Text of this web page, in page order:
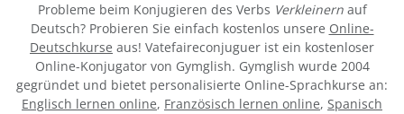
Probleme beim Konjugieren des Verbs Verkleinernauf
Deutsch? Probieren Sie einfach kostenlos unsere Online-
Deutschkurse aus! Vatefaireconjuguer ist ein kostenloser
Online-Konjugator von Gymglish. Gymglish wurde 2004
gegründet und bietet personalisierte Online-Sprachkurse an:
Englisch lernen online, Französisch lernen online, Spanisch